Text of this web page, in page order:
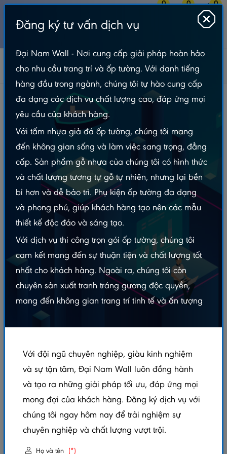
0 0 0
Bản Tin Tấm Nhựa Giả Đá
Tấm nhựa giả đá: Đừng sập bẫy nếu chưa đọc điều này!
Tấm nhựa giả đá: Đừng sập bẫy nếu chưa đọc
điều này!
Xem nhanh
Tấm nhựa giả đá: Đừng sập bẫy nếu chưa đọc điều này!
Tại sao tấm nhựa giả đá lại hot đến vậy?
Những "cú lừa" thường gặp khi mua tấm nhựa giả đá
1. "Hàng xịn giá bèo" - Cẩn thận hàng nhái, hàng
kém chất lượng
2. "Chống thấm tuyệt đối" - Thật ra chỉ là chống
3. "Chống cháy lan 100%" - Cẩn thận "cháy nhà ra
mặt chuột"
4. "Thi công dễ như ăn kẹo" - Thực tế "khó nhằn"
hơn bạn nghĩ
Bí quyết chọn mua tấm nhựa giả đá chất lượng
1. Tìm hiểu kỹ về nhà cung cấp
4. Đừng ham rẻ
5. Yêu cầu bảo hành
Tấm nhựa giả đá - Lựa chọn thông minh cho không gian
Tấm nhựa giả đá: Đừng sập bẫy nếu chưa đọc
điều này!
Đăng ký tư vấn dịch vụ
Đại Nam Wall - Nơi cung cấp giải pháp hoàn hảo
cho nhu cầu trang trí và ốp tường. Với danh tiếng
hàng đầu trong ngành, chúng tôi tự hào cung cấp
đa dạng các dịch vụ chất lượng cao, đáp ứng mọi
yêu cầu của khách hàng.
Với tấm nhựa giả đá ốp tường, chúng tôi mang
đến không gian sống và làm việc sang trọng, đẳng
cấp. Sản phẩm gỗ nhựa của chúng tôi có hình thức
và chất lượng tương tự gỗ tự nhiên, nhưng lại bền
bỉ hơn và dễ bảo trì. Phụ kiện ốp tường đa dạng
và phong phú, giúp khách hàng tạo nên các mẫu
thiết kế độc đáo và sáng tạo.
Với dịch vụ thi công trọn gói ốp tường, chúng tôi
cam kết mang đến sự thuận tiện và chất lượng tốt
nhất cho khách hàng. Ngoài ra, chúng tôi còn
chuyên sản xuất tranh tráng gương độc quyền,
mang đến không gian trang trí tinh tế và ấn tượng
Với đội ngũ chuyên nghiệp, giàu kinh nghiệm
và sự tận tâm, Đại Nam Wall luôn đồng hành
và tạo ra những giải pháp tối ưu, đáp ứng mọi
mong đợi của khách hàng. Đăng ký dịch vụ với
chúng tôi ngay hôm nay để trải nghiệm sự
chuyên nghiệp và chất lượng vượt trội.
Họ và tên (*)